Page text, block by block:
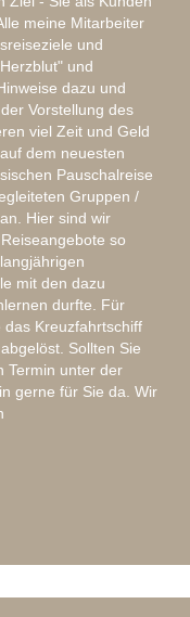
meine Mitarbeiter
und
und
dazu und
Vorstellung des
viel Zeit und Geld
dem neuesten
Pauschalreise
Gruppen /
Hier sind wir
so
mit den dazu
durfte. Für
Kreuzfahrtschiff
Sollten Sie
Termin unter der
gerne für Sie da. Wir